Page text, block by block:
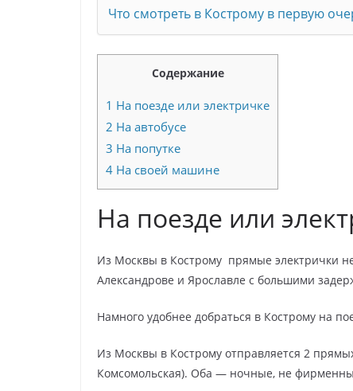
Что смотреть в Кострому в первую
Содержание
1 На поезде или электричке
2 На автобусе
3 На попутке
4 На своей машине
На поезде или
Из Москвы в Кострому прямые электрички
Александрове и Ярославле с большими
Намного удобнее добраться в Кострому на
Из Москвы в Кострому отправляется 2
Комсомольская). Оба — ночные, не